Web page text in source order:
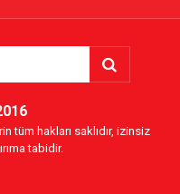
tüm hakları saklıdır, izinsiz
tabidir.